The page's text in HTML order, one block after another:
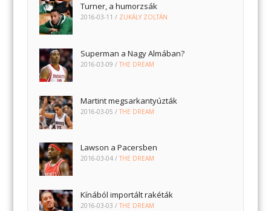
Turner, a humorzsák
2016-03-11 / ZUKÁLY ZOLTÁN
Superman a Nagy Almában?
2016-03-09 /THE DREAM
Martint megsarkantyúzták
2016-03-05 /THE DREAM
Lawson a Pacersben
2016-03-04 /THE DREAM
Kínából importált rakéták
2016-03-03 /THE DREAM